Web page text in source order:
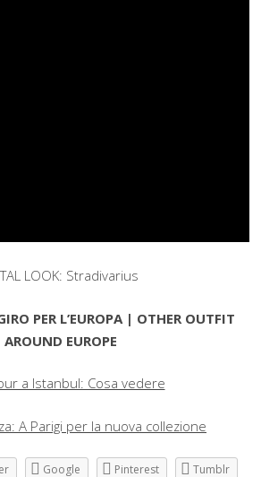
LOOK: Stradivarius
PER L’EUROPA | OTHER OUTFIT
AROUND EUROPE
a Istanbul: Cosa vedere
A Parigi per la nuova collezione
Google Pinterest Tumblr